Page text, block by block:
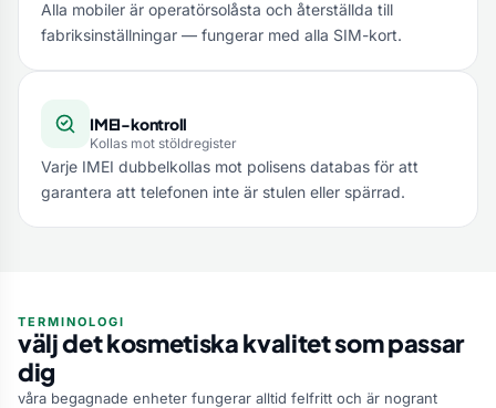
Alla mobiler är operatörsolåsta och återställda till
fabriksinställningar — fungerar med alla SIM-kort.
IMEI-kontroll
Kollas mot stöldregister
Varje IMEI dubbelkollas mot polisens databas för att
garantera att telefonen inte är stulen eller spärrad.
TERMINOLOGI
välj det kosmetiska kvalitet som passar
dig
våra begagnade enheter fungerar alltid felfritt och är nogrant